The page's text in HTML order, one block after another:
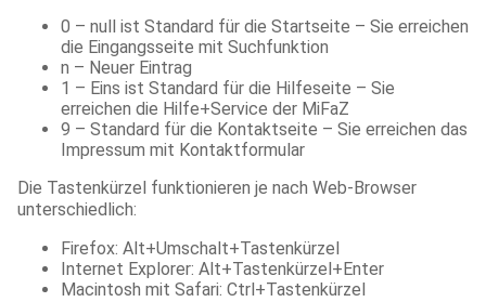
0 – null ist Standard für die Startseite – Sie erreichen
die Eingangsseite mit Suchfunktion
n – Neuer Eintrag
1 – Eins ist Standard für die Hilfeseite – Sie
erreichen die Hilfe+Service der MiFaZ
9 – Standard für die Kontaktseite – Sie erreichen das
Impressum mit Kontaktformular
Die Tastenkürzel funktionieren je nach Web-Browser
unterschiedlich:
Firefox: Alt+Umschalt+Tastenkürzel
Internet Explorer: Alt+Tastenkürzel+Enter
Macintosh mit Safari: Ctrl+Tastenkürzel